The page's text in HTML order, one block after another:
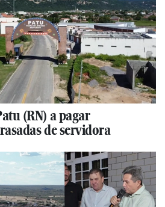
(RN) a pagar
de servidora